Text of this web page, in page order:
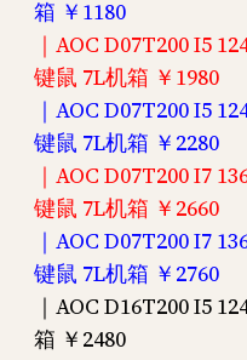
箱 ￥1180
｜AOC D07T200 I5
键鼠 7L机箱 ￥1980
｜AOC D07T200 I5
键鼠 7L机箱 ￥2280
｜AOC D07T200 I7
键鼠 7L机箱 ￥2660
｜AOC D07T200 I7
键鼠 7L机箱 ￥2760
｜AOC D16T200 I5
箱 ￥2480